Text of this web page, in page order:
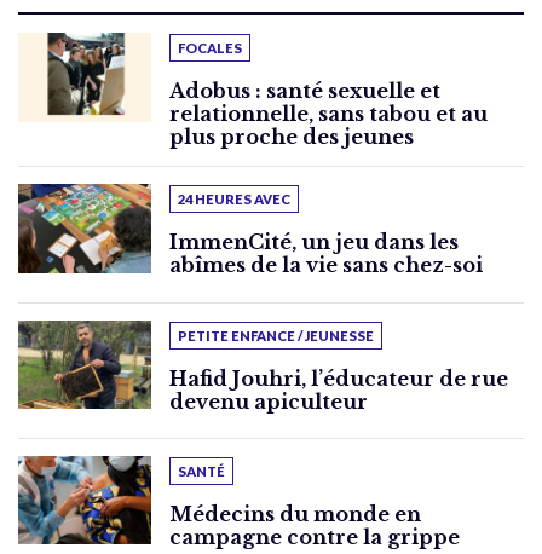
FOCALES
Adobus : santé sexuelle et
relationnelle, sans tabou et au
plus proche des jeunes
24 HEURES AVEC
ImmenCité, un jeu dans les
abîmes de la vie sans chez-soi
PETITE ENFANCE / JEUNESSE
Hafid Jouhri, l’éducateur de rue
devenu apiculteur
SANTÉ
Médecins du monde en
campagne contre la grippe